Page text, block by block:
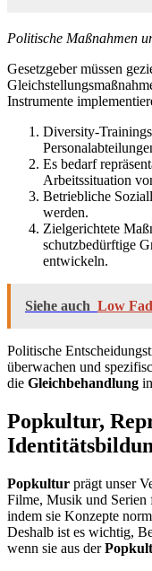
Politische Maßnahmen
Gesetzgeber müssen
Instrumente
Diversity-
Es bedarf
Arbeitssituation
Betriebliche
werden.
Zielgerichtete
schutzbedürftige
entwickeln.
Siehe auch Low
Politische
überwachen und
die Gleichbehandlung
Popkultur,
Popkultur prägt unser
Filme, Musik und
indem sie Konzepte
Deshalb ist es wichtig,
wenn sie aus der